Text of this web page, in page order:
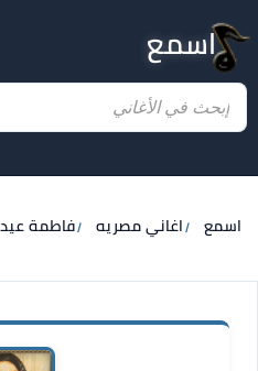
اسمع
اسمع اغاني مصريه فاطمة عيد